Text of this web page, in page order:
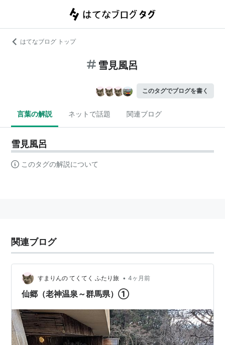
はてなブログ トップ
雪見風呂
このタグでブログを書く
言葉の解説 ネットで話題 関連ブログ
雪見風呂
このタグの解説について
関連ブログ
すまりんの てくてく ふたり旅 • 4ヶ月前
仙郷（老神温泉～群馬県）①